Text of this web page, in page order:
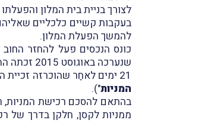
לצורך בניית בית המלון
בעקבות קשיים כלכליים שאליהם נקלעה לקסן,
להמשך הפעלת המלון.
כונס הנכסים פעל להחזר
שנערכה באוגוסט 2015 זכתה ההצעה הגבוהה ביותר לרכישת בית המלון, בסך של 236 מיליון ₪, אשר הוגשה על-ידי
21 ימים לאחַר שהוכרזה זכיית ההצעה הגבוהה ביותר, ביום 20.9.2015, התקשרה העוררת, נצבא החזקות 1995 בע"מ, בהסכם לרכישת מניות לקסן ("
המניות").
בהתאם להסכם רכישת המניות,
ממניות לקסן, חלקן בדרך של